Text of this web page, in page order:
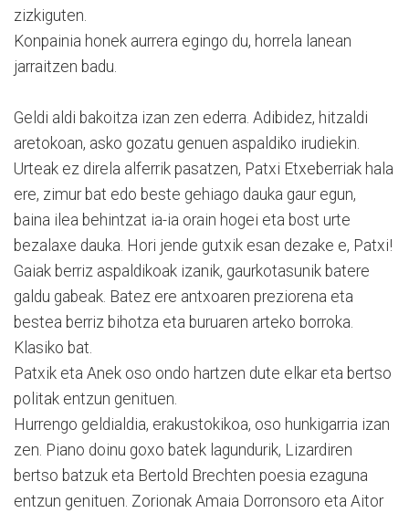
zizkiguten.
Konpainia honek aurrera egingo du, horrela lanean
jarraitzen badu.
Geldi aldi bakoitza izan zen ederra. Adibidez, hitzaldi
aretokoan, asko gozatu genuen aspaldiko irudiekin.
Urteak ez direla alferrik pasatzen, Patxi Etxeberriak hala
ere, zimur bat edo beste gehiago dauka gaur egun,
baina ilea behintzat ia-ia orain hogei eta bost urte
bezalaxe dauka. Hori jende gutxik esan dezake e, Patxi!
Gaiak berriz aspaldikoak izanik, gaurkotasunik batere
galdu gabeak. Batez ere antxoaren preziorena eta
bestea berriz bihotza eta buruaren arteko borroka.
Klasiko bat.
Patxik eta Anek oso ondo hartzen dute elkar eta bertso
politak entzun genituen.
Hurrengo geldialdia, erakustokikoa, oso hunkigarria izan
zen. Piano doinu goxo batek lagundurik, Lizardiren
bertso batzuk eta Bertold Brechten poesia ezaguna
entzun genituen. Zorionak Amaia Dorronsoro eta Aitor